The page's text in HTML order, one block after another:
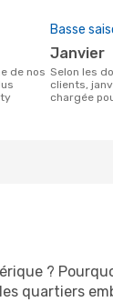
Basse
janvier
Selon les données de recherche de nos
clients,
chargée
?
quartiers